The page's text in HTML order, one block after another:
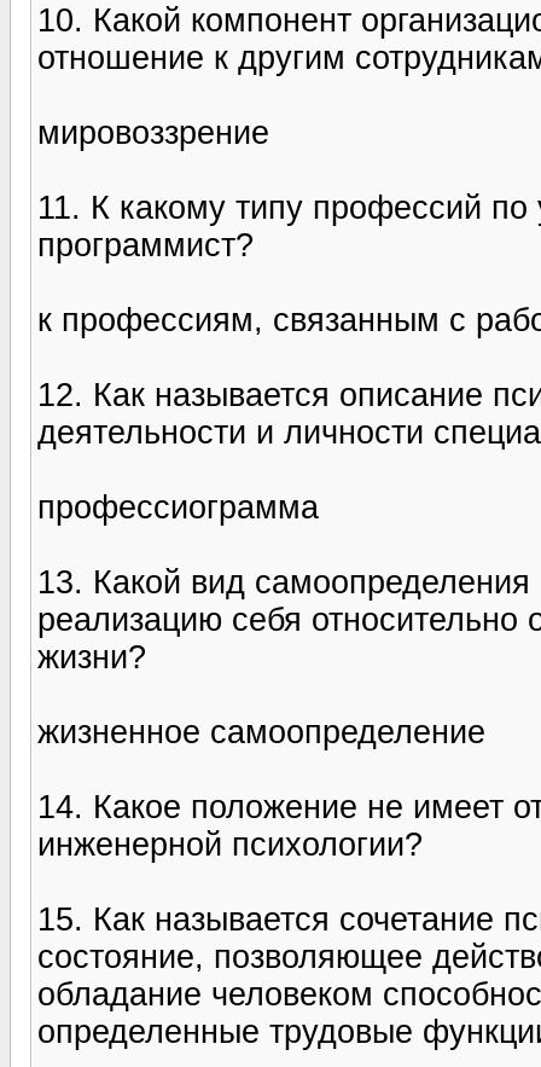
10. Какой компонент
отношение к другим
мировоззрение
11. К какому типу профессий по
программист?
к профессиям, связанным с
12. Как называется описание
деятельности и личности
профессиограмма
13. Какой вид
реализацию себя относительно
жизни?
жизненное самоопределение
14. Какое положение не имеет
инженерной психологии?
15. Как называется сочетание
состояние, позволяющее
обладание человеком
определенные трудовые